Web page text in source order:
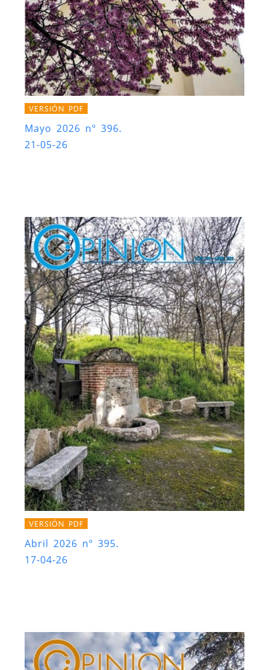
VERSIÓN PDF
Mayo 2026 nº 396.
21-05-26
VERSIÓN PDF
Abril 2026 nº 395.
17-04-26